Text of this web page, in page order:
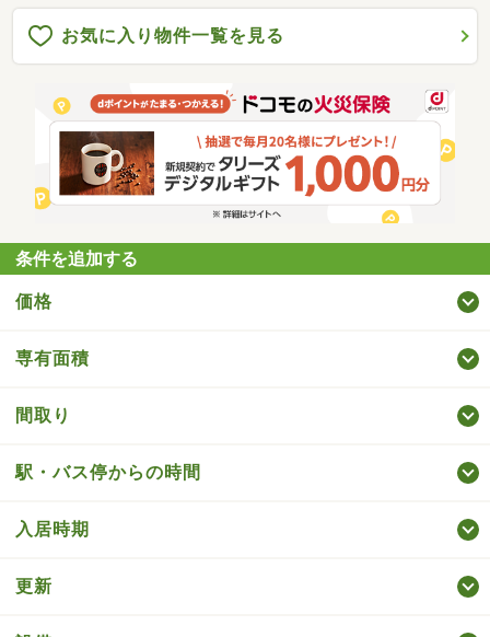
お気に入り物件一覧を見る
条件を追加する
価格
専有面積
間取り
駅・バス停からの時間
入居時期
更新